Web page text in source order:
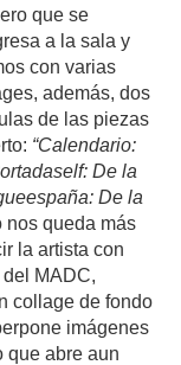
que se
a la sala y
con varias
además, dos
de las piezas
“Calendario:
De la
De la
nos queda más
la artista con
MADC,
collage de fondo
imágenes
que abre aun